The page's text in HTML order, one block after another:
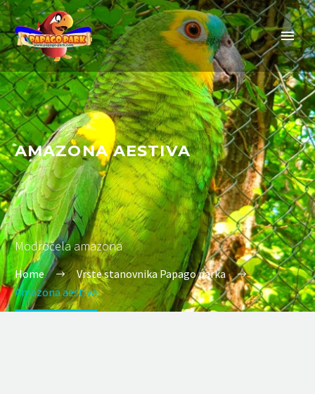
AMAZONA AESTIVA
Modročela amazona
Home
Vrste stanovnika Papago parka
Amazona aestiva